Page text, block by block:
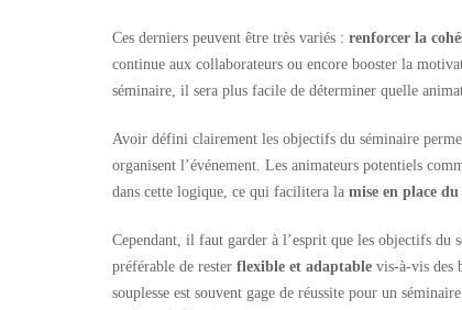
Ces derniers peuvent être très variés : renforcer la
continue aux collaborateurs ou encore booster la
séminaire, il sera plus facile de déterminer quelle
Avoir défini clairement les objectifs du séminaire
organisent l’événement. Les animateurs potentiels
dans cette logique, ce qui facilitera la mise en place
Cependant, il faut garder à l’esprit que les objectifs du
préférable de rester flexible et adaptable vis-à-vis des
souplesse est souvent gage de réussite pour un